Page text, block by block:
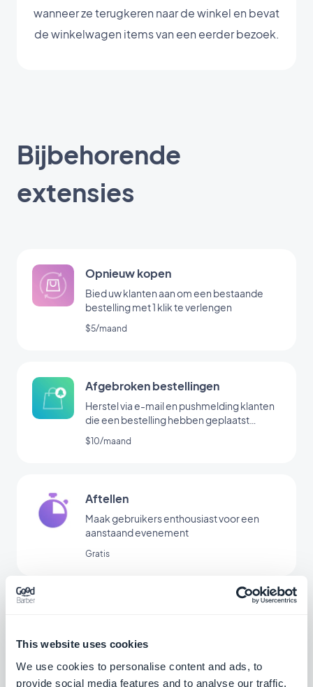
This website uses cookies
We use cookies to personalise content and ads, to
provide social media features and to analyse our traffic.
wanneer ze terugkeren naar de winkel en bevat
de winkelwagen items van een eerder bezoek.
Bijbehorende
extensies
Opnieuw kopen
Bied uw klanten aan om een bestaande
bestelling met 1 klik te verlengen
$5/maand
Afgebroken bestellingen
Herstel via e-mail en pushmelding klanten
die een bestelling hebben geplaatst
zonder deze te hebben afgerond
$10/maand
Aftellen
Maak gebruikers enthousiast voor een
aanstaand evenement
Gratis
Facebook Shops
Gratis